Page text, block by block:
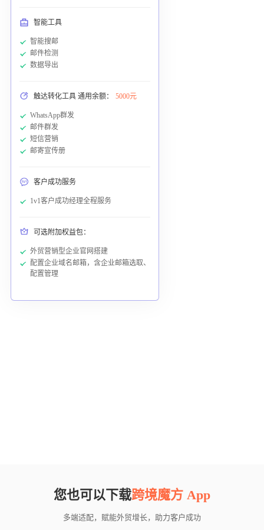
智能工具
智能搜邮
邮件检测
数据导出
触达转化工具 通用余额： 5000元
WhatsApp群发
邮件群发
短信营销
邮寄宣传册
客户成功服务
1v1客户成功经理全程服务
可选附加权益包：
外贸营销型企业官网搭建
配置企业域名邮箱，含企业邮箱选取、
配置管理
您也可以下载跨境魔方 App
多端适配，赋能外贸增长，助力客户成功